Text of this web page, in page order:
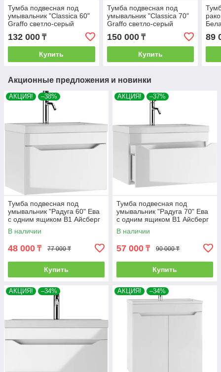
Тумба подвесная под
умывальник "Classica 60"
Graffo светло-серый
матовый В2 Домино
132 000 ₸
Купить
Тумба подвесная под
умывальник "Classica 70"
Graffo светло-серый
матовый В2 Домино
150 000₸
Купить
89
Акционные предложения и новинки
АКЦИЯ! –38%
Тумба подвесная под
умывальник "Радуга 60" Ева
с одним ящиком В1 Айсберг
В наличии
48 000 ₸ 77 000 ₸
Купить
АКЦИЯ! –37%
Тумба подвесная под
умывальник "Радуга 70" Ева
с одним ящиком В1 Айсберг
В наличии
57 000 ₸ 90 000 ₸
Купить
АКЦИЯ! –34% АКЦИЯ! –34%